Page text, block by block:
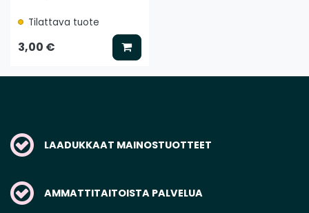
Tilattava tuote
3,00 € Lisää koriin
LAADUKKAAT MAINOSTUOTTEET
AMMATTITAITOISTA PALVELUA